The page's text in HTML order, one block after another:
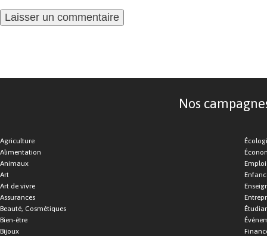
Nos
Agriculture
Alimentation
Animaux
Art
Art de vivre
Assurances
Beauté, Cosmétiques
Bien-être
Bijoux
Emploi